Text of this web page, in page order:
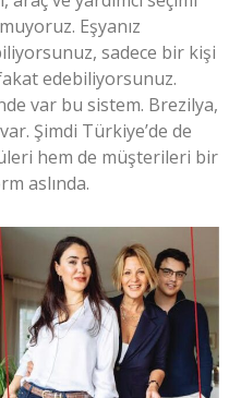
Eşyanız
sadece bir kişi
edebiliyorsunuz.
var bu sistem. Brezilya,
Şimdi Türkiye’de de
hem de müşterileri bir
aslında.